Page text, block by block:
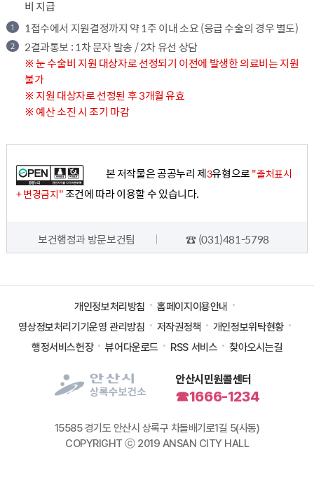
비 지급
1접수에서 지원결정까지 약 1주 이내 소요 (응급 수술의 경우 별도)
2결과통보 : 1차 문자 발송 / 2차 유선 상담
※ 눈 수술비 지원 대상자로 선정되기 이전에 발생한 의료비는 지원
불가
※ 지원 대상자로 선정된 후 3개월 유효
※ 예산 소진 시 조기 마감
본 저작물은 공공누리 제3유형으로"출처표시
+ 변경금지"조건에 따라 이용할 수 있습니다.
보건행정과 방문보건팀 ☎ (031)481-5798
개인정보처리방침
홈페이지이용안내
영상정보처리기기운영 관리방침
저작권정책
개인정보위탁현황
행정서비스헌장
뷰어다운로드 RSS 서비스 찾아오시는길
안산시민원콜센터
☎1666-1234
15585 경기도 안산시 상록구 차돌배기로1길 5(사동)
COPYRIGHT ⓒ 2019 ANSAN CITY HALL